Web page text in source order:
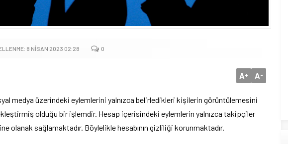
8 NISAN 2023 02:28 0
A+ A-
medya üzerindeki eylemlerini yalnızca belirledikleri kişilerin görüntülemesini
olduğu bir işlemdir. Hesap içerisindeki eylemlerin yalnızca takipçiler
olanak sağlamaktadır. Böylelikle hesabının gizliliği korunmaktadır.